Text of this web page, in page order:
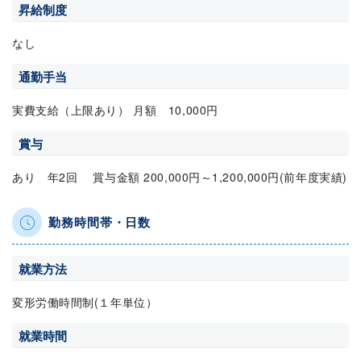
昇給制度
なし
通勤手当
実費支給（上限あり） 月額 10,000円
賞与
あり 年2回 賞与金額 200,000円～1,200,000円(前年度実績)
勤務時間帯・日数
就業方法
変形労働時間制(１年単位）
就業時間